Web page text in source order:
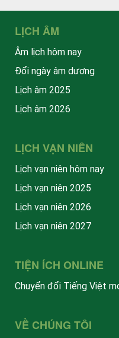
LỊCH ÂM
Âm lịch hôm nay
Đổi ngày âm dương
Lịch âm 2025
Lịch âm 2026
LỊCH VẠN NIÊN
Lịch vạn niên hôm nay
Lịch vạn niên 2025
Lịch vạn niên 2026
Lịch vạn niên 2027
TIỆN ÍCH ONLINE
Chuyển đổi Tiếng Việt
VỀ CHÚNG TÔI